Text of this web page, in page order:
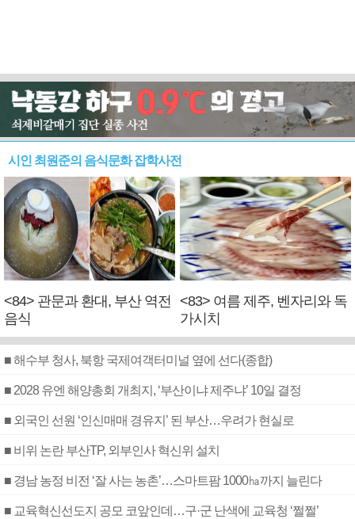
시인 최원준의 음식문화 잡학사전
<84> 관문과 환대, 부산 역전
음식
<83> 여름 제주, 벤자리와 독
가시치
■ 해수부 청사, 북항 국제여객터미널 옆에 선다(종합)
■ 2028 유엔 해양총회 개최지, ‘부산이냐 제주냐’ 10일 결정
■ 외국인 선원 ‘인신매매 경유지’ 된 부산…우려가 현실로
■ 비위 논란 부산TP, 외부인사 혁신위 설치
■ 경남 농정 비전 ‘잘 사는 농촌’…스마트팜 1000㏊까지 늘린다
■ 교육혁신선도지 공모 코앞인데…구·군 난색에 교육청 ‘쩔쩔’